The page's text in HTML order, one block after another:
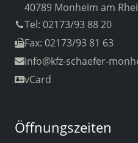
40789 Monheim am
Tel: 02173/93 88 20
Fax: 02173/93 81 63
info@kfz-schaefer-
vCard
Öffnungszeiten